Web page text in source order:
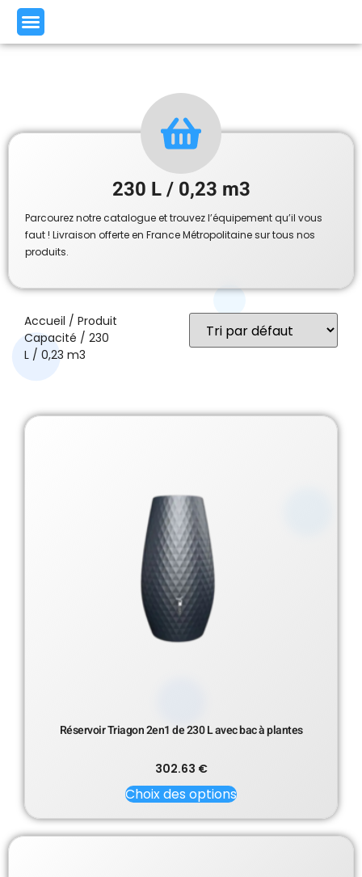
230 L / 0,23 m3
Parcourez notre catalogue et trouvez l’équipement qu’il vous
faut ! Livraison offerte en France Métropolitaine sur tous nos
produits.
Accueil / Produit
Capacité / 230
L / 0,23 m3
Réservoir Triagon 2en1 de 230 L avec bac à plantes
302.63 €
Choix des options